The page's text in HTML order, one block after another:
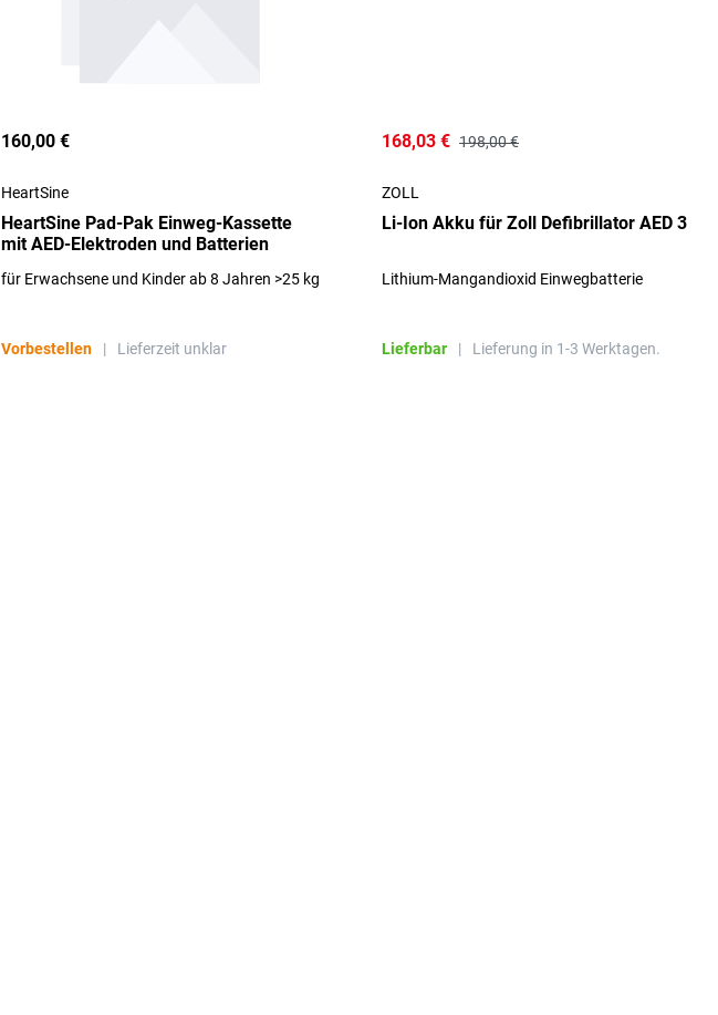
160,00 €
HeartSine
HeartSine Pad-Pak Einweg-Kassette
mit AED-Elektroden und Batterien
für Erwachsene und Kinder ab 8 Jahren >25 kg
Vorbestellen | Lieferzeit unklar
168,03 € 198,00 €
ZOLL
Li-Ion Akku für Zoll Defibrillator AED 3
Lithium-Mangandioxid Einwegbatterie
Lieferbar | Lieferung in 1-3 Werktagen.